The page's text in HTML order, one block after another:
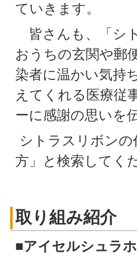
ていきます。
皆さんも、「シ
おうちの玄関や郵
染者に温かい気持
えてくれる医療従
ーに感謝の思いを
シトラスリボン
方」と検索してく
取り組み紹介
■アイセルシュラ